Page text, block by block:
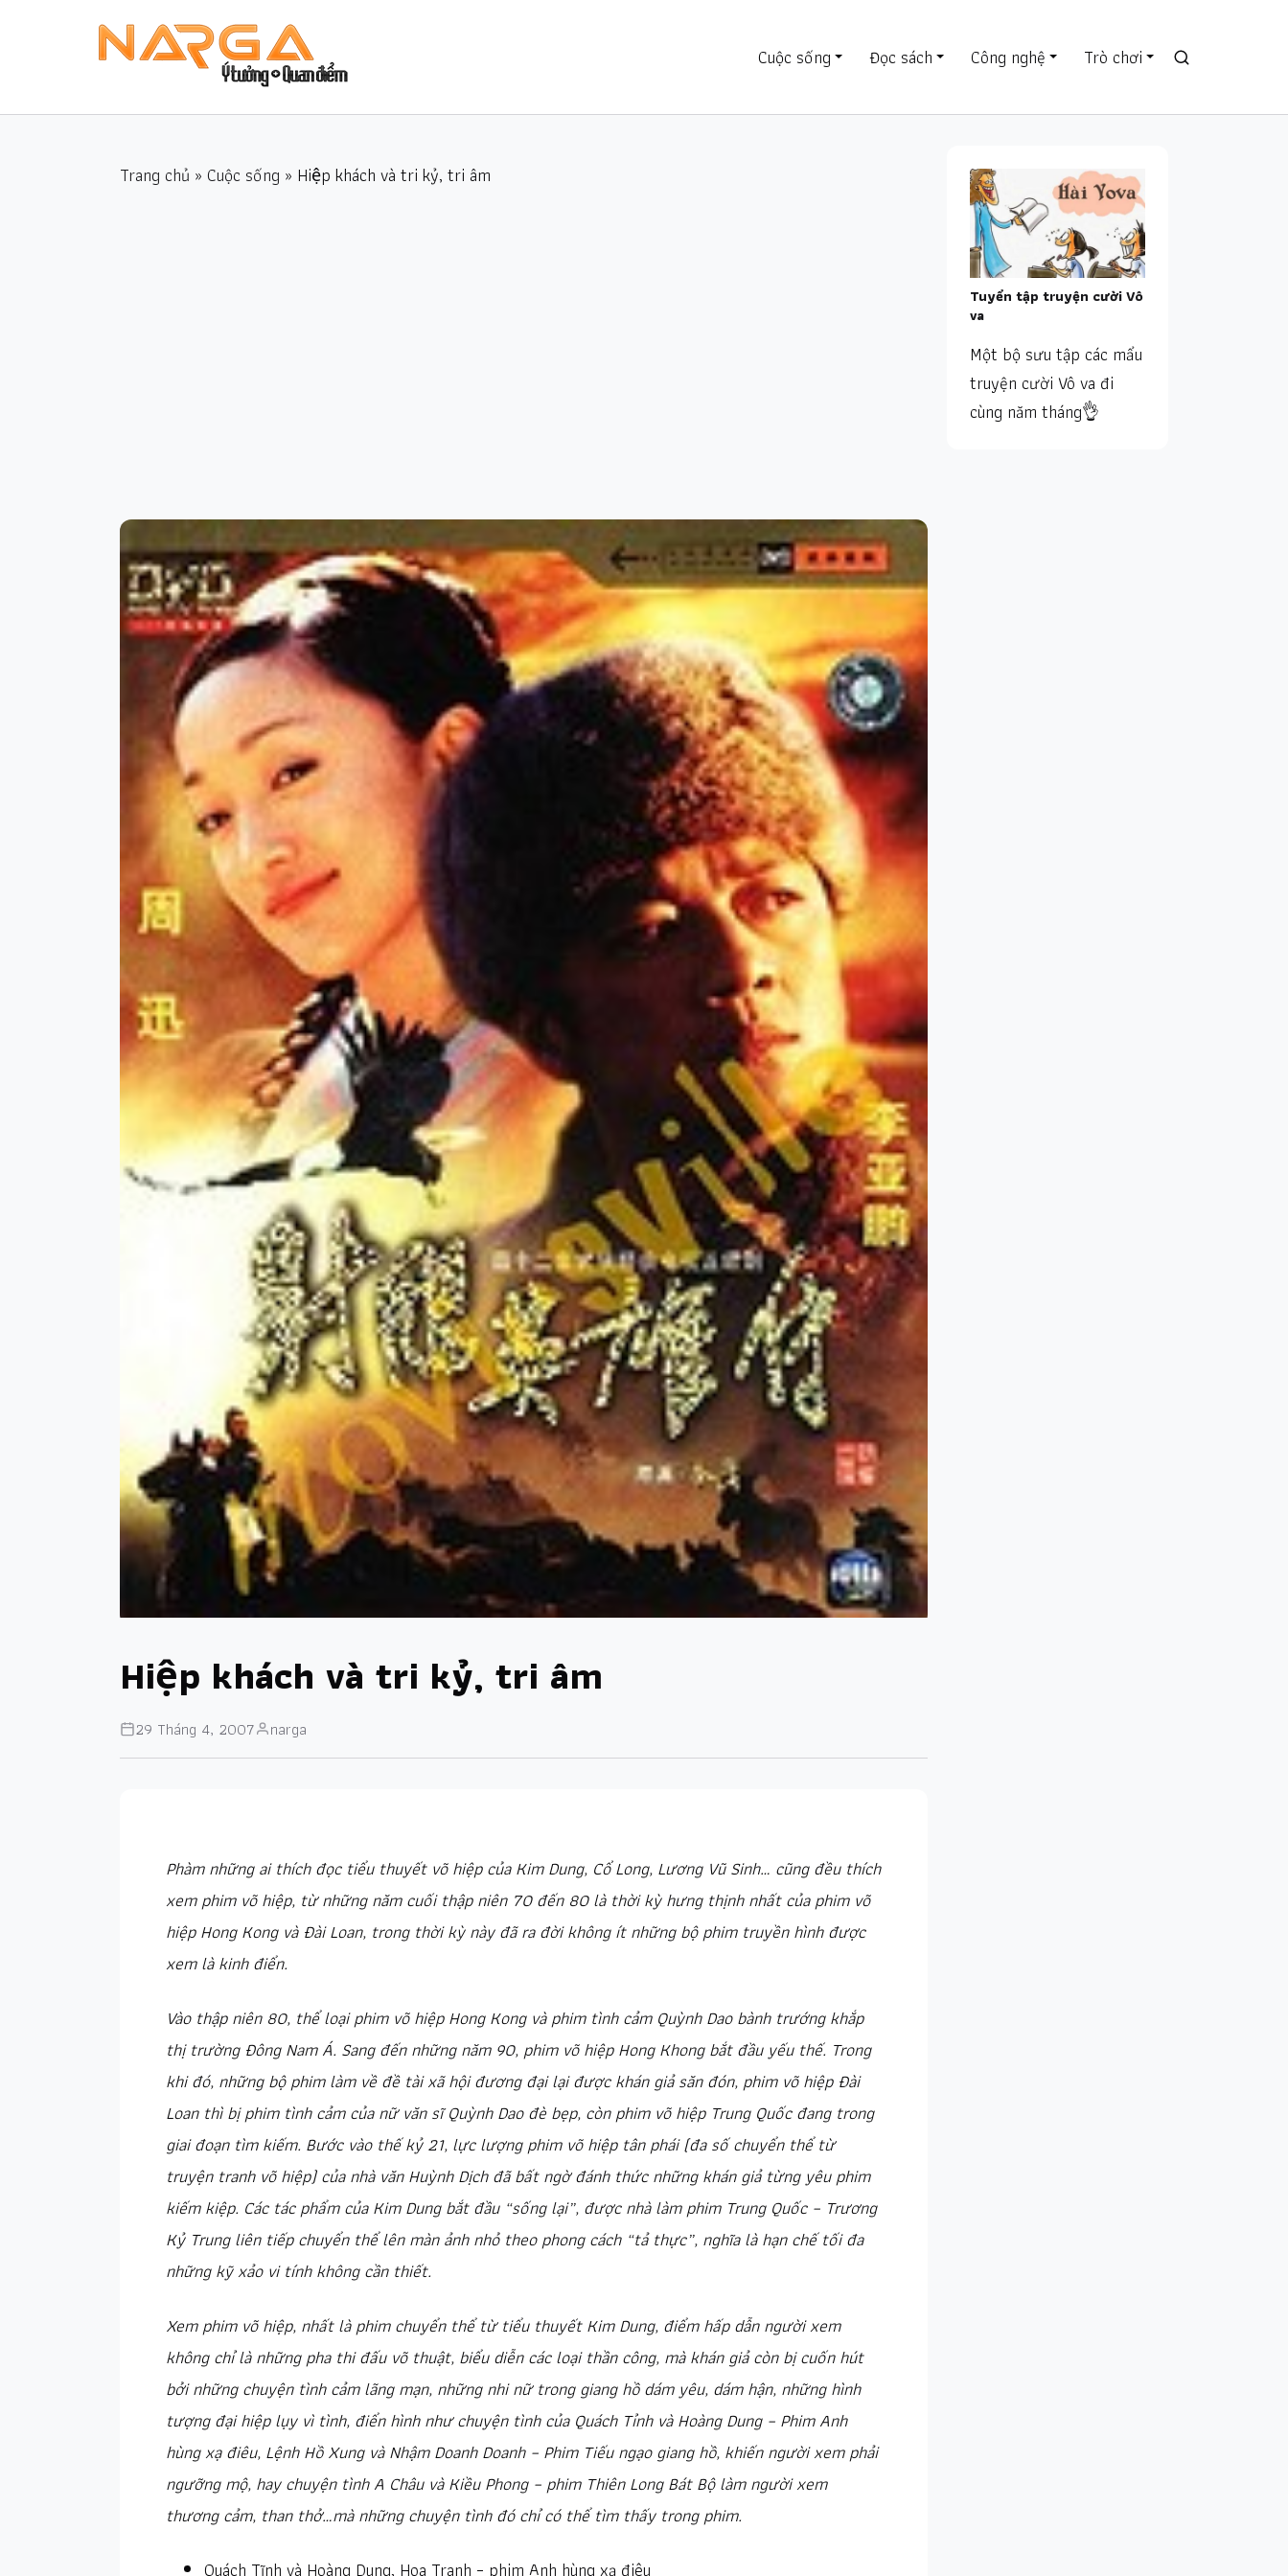
Cuộc sống Đọc sách Công nghệ Trò chơi
Trang chủ » Cuộc sống » Hiệp khách và tri kỷ, tri âm
Hiệp khách và tri kỷ, tri âm
29 Tháng 4, 2007 narga
Phàm những ai thích đọc tiểu thuyết võ hiệp của Kim Dung, Cổ Long, Lương Vũ Sinh… cũng đều thích
xem phim võ hiệp, từ những năm cuối thập niên 70 đến 80 là thời kỳ hưng thịnh nhất của phim võ
hiệp Hong Kong và Đài Loan, trong thời kỳ này đã ra đời không ít những bộ phim truyền hình được
xem là kinh điển.
Vào thập niên 80, thể loại phim võ hiệp Hong Kong và phim tình cảm Quỳnh Dao bành trướng khắp
thị trường Đông Nam Á. Sang đến những năm 90, phim võ hiệp Hong Khong bắt đầu yếu thế. Trong
khi đó, những bộ phim làm về đề tài xã hội đương đại lại được khán giả săn đón, phim võ hiệp Đài
Loan thì bị phim tình cảm của nữ văn sĩ Quỳnh Dao đè bẹp, còn phim võ hiệp Trung Quốc đang trong
giai đoạn tìm kiếm. Bước vào thế kỷ 21, lực lượng phim võ hiệp tân phái (đa số chuyển thể từ
truyện tranh võ hiệp) của nhà văn Huỳnh Dịch đã bất ngờ đánh thức những khán giả từng yêu phim
kiếm kiệp. Các tác phẩm của Kim Dung bắt đầu “sống lại”, được nhà làm phim Trung Quốc – Trương
Kỷ Trung liên tiếp chuyển thể lên màn ảnh nhỏ theo phong cách “tả thực”, nghĩa là hạn chế tối đa
những kỹ xảo vi tính không cần thiết.
Xem phim võ hiệp, nhất là phim chuyển thể từ tiểu thuyết Kim Dung, điểm hấp dẫn người xem
không chỉ là những pha thi đấu võ thuật, biểu diễn các loại thần công, mà khán giả còn bị cuốn hút
bởi những chuyện tình cảm lãng mạn, những nhi nữ trong giang hồ dám yêu, dám hận, những hình
tượng đại hiệp lụy vì tình, điển hình như chuyện tình của Quách Tỉnh và Hoàng Dung – Phim Anh
hùng xạ điêu, Lệnh Hồ Xung và Nhậm Doanh Doanh – Phim Tiếu ngạo giang hồ, khiến người xem phải
ngưỡng mộ, hay chuyện tình A Châu và Kiều Phong – phim Thiên Long Bát Bộ làm người xem
thương cảm, than thở…mà những chuyện tình đó chỉ có thể tìm thấy trong phim.
Quách Tĩnh và Hoàng Dung, Hoa Tranh – phim Anh hùng xạ điêu
Tuyển tập truyện cười Vô
va
Một bộ sưu tập các mẩu
truyện cười Vô va đi
cùng năm tháng👌